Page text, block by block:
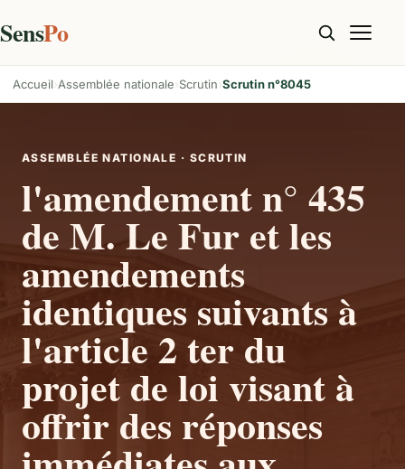
SensPo
Accueil Assemblée nationale Scrutin Scrutin n°8045
ASSEMBLÉE NATIONALE · SCRUTIN
l'amendement n° 435
de M. Le Fur et les
amendements
identiques suivants à
l'article 2 ter du
projet de loi visant à
offrir des réponses